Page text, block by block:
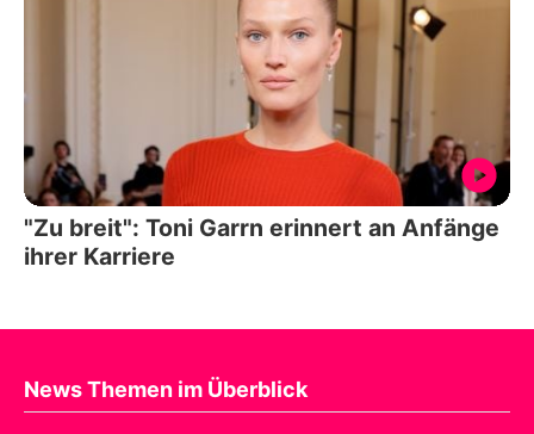
"Zu breit": Toni Garrn erinnert an Anfänge
ihrer Karriere
News Themen im Überblick